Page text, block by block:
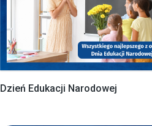
Dzień Edukacji Narodowej